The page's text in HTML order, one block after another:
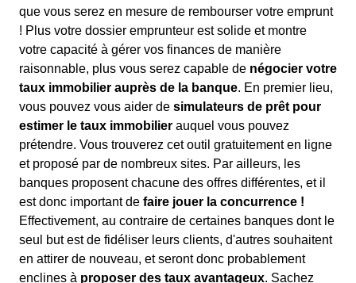
que vous serez en mesure de rembourser votre emprunt
! Plus votre dossier emprunteur est solide et montre
votre capacité à gérer vos finances de manière
raisonnable, plus vous serez capable de négocier votre
taux immobilier auprès de la banque. En premier lieu,
vous pouvez vous aider de simulateurs de prêt pour
estimer le taux immobilier auquel vous pouvez
prétendre. Vous trouverez cet outil gratuitement en ligne
et proposé par de nombreux sites. Par ailleurs, les
banques proposent chacune des offres différentes, et il
est donc important de faire jouer la concurrence !
Effectivement, au contraire de certaines banques dont le
seul but est de fidéliser leurs clients, d'autres souhaitent
en attirer de nouveau, et seront donc probablement
enclines à proposer des taux avantageux. Sachez